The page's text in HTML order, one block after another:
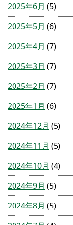
2025年6月 (5)
2025年5月 (6)
2025年4月 (7)
2025年3月 (7)
2025年2月 (7)
2025年1月 (6)
2024年12月 (5)
2024年11月 (5)
2024年10月 (4)
2024年9月 (5)
2024年8月 (5)